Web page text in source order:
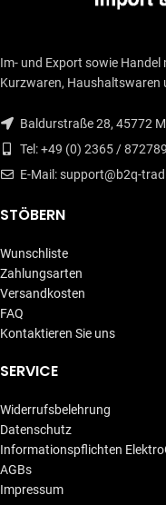
Im- und Export sowie
Kurzwaren, Haushaltswaren
Baldurstraße 28, 45772
Tel: +49 (0) 2365 /
E-Mail: support@b2q-
STÖBERN
Wunschliste
Zahlungsarten
Versandkosten
FAQ
Kontaktieren Sie uns
SERVICE
Widerrufsbelehrung
Datenschutz
Informationspflichten
AGBs
Impressum